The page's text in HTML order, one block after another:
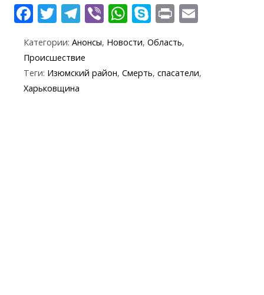
F
e
b
o
T
itt
er
T
e
gr
Vi
er
W
at
s
S
k
y
p
Pr
t
l
Категории: Анонсы, Новости, Область,
Происшествие
Теги: Изюмский район, Смерть, спасатели,
Харьковщина